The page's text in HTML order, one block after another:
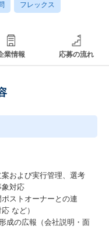
フレックス
業情報 応募の流れ
および実行管理、選考
象対応
ストオーナーとの連
など）
成の広報（会社説明・面